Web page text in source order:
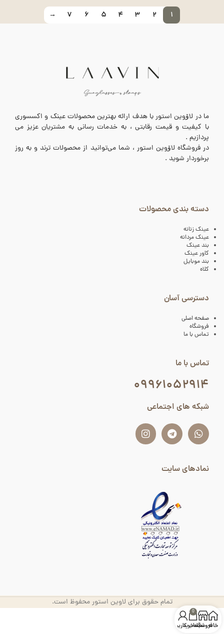
۱ ۲ ۳ ۴ ۵ ۶ ۷ →
ما در لاۆوین استور با هدف ارائه بهترین محصولات عینک و اکسسوری
با کیفیت و قیمت رقابتی ، به خدمات رسانی به مشتریان عزیز می
پردازیم .
در فروشگاه لاۆوین استور ، شما می‌توانید از محصولات ترند و به روز
برخوردار شوید .
دسته بندی محصولات
عینک زنانه
عینک مردانه
بند عینک
کاور عینک
بند موبایل
کلاه
دسترسی آسان
صفحه اصلی
فروشگاه
تماس با ما
تماس با ما
۰۹۹۶۱۰۵۲۹۱۴
شبکه های اجتماعی
نمادهای سایت
تمام حقوق برای لاوین استور محفوظ است.
خانهفروشگاه
0
سبد خرید
حساب کاربری من